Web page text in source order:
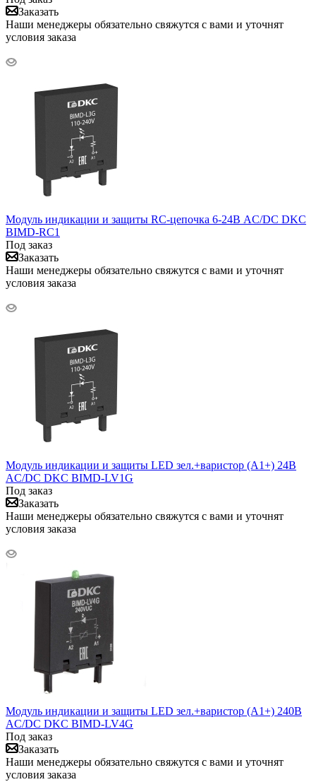
Заказать
Наши менеджеры обязательно свяжутся с вами и уточнят
условия заказа
Модуль индикации и защиты RC-цепочка 6-24В AC/DC DKC
BIMD-RC1
Под заказ
Заказать
Наши менеджеры обязательно свяжутся с вами и уточнят
условия заказа
Модуль индикации и защиты LED зел.+варистор (A1+) 24В
AC/DC DKC BIMD-LV1G
Под заказ
Заказать
Наши менеджеры обязательно свяжутся с вами и уточнят
условия заказа
Модуль индикации и защиты LED зел.+варистор (A1+) 240В
AC/DC DKC BIMD-LV4G
Под заказ
Заказать
Наши менеджеры обязательно свяжутся с вами и уточнят
условия заказа